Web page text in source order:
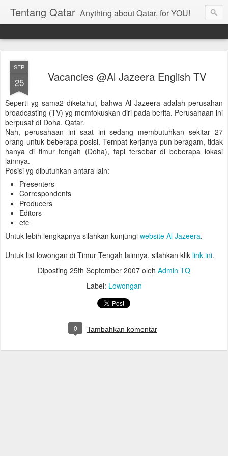
Tentang Qatar Anything about Qatar, for YOU!
SEP
25 Vacancies @Al Jazeera English TV
Seperti yg sama2 diketahui, bahwa Al Jazeera adalah perusahan
broadcasting (TV) yg memfokuskan diri pada berita. Perusahaan ini
berpusat di Doha, Qatar.
Nah, perusahaan ini saat ini sedang membutuhkan sekitar 27
orang untuk beberapa posisi. Tempat kerjanya pun beragam, tidak
hanya di timur tengah (Doha), tapi tersebar di beberapa lokasi
lainnya.
Posisi yg dibutuhkan antara lain:
Presenters
Correspondents
Producers
Editors
etc
Untuk lebih lengkapnya silahkan kunjungi website Al Jazeera.
Untuk list lowongan di Timur Tengah lainnya, silahkan klik link ini.
Diposting 25th September 2007 oleh Admin TQ
Label: Lowongan
0 Tambahkan komentar